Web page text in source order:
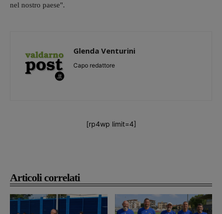
Articoli correlati
nel nostro paese".
Glenda Venturini
Capo redattore
[rp4wp limit=4]